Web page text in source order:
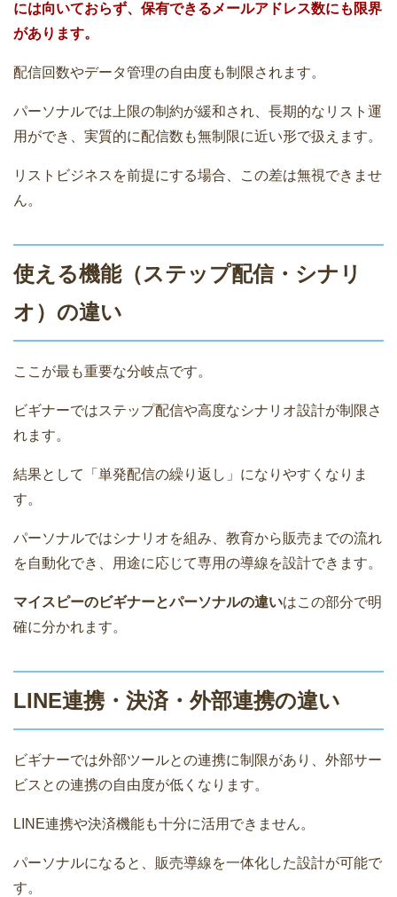
には向いておらず、保有できるメールアドレス数にも限界
があります。
配信回数やデータ管理の自由度も制限されます。
パーソナルでは上限の制約が緩和され、長期的なリスト運
用ができ、実質的に配信数も無制限に近い形で扱えます。
リストビジネスを前提にする場合、この差は無視できませ
ん。
使える機能（ステップ配信・シナリ
オ）の違い
ここが最も重要な分岐点です。
ビギナーではステップ配信や高度なシナリオ設計が制限さ
れます。
結果として「単発配信の繰り返し」になりやすくなりま
す。
パーソナルではシナリオを組み、教育から販売までの流れ
を自動化でき、用途に応じて専用の導線を設計できます。
マイスピーのビギナーとパーソナルの違いはこの部分で明
確に分かれます。
LINE連携・決済・外部連携の違い
ビギナーでは外部ツールとの連携に制限があり、外部サー
ビスとの連携の自由度が低くなります。
LINE連携や決済機能も十分に活用できません。
パーソナルになると、販売導線を一体化した設計が可能で
す。